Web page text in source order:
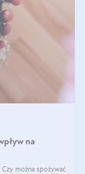
na
można spożywać